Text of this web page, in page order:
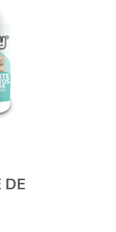
DE